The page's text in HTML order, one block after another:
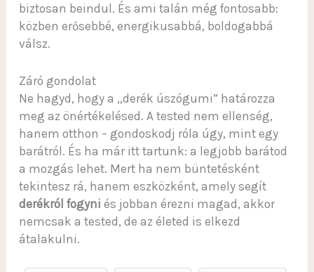
biztosan beindul. És ami talán még fontosabb:
közben erősebbé, energikusabbá, boldogabbá
válsz.
Záró gondolat
Ne hagyd, hogy a „derék úszógumi” határozza
meg az önértékelésed. A tested nem ellenség,
hanem otthon – gondoskodj róla úgy, mint egy
barátról. És ha már itt tartunk: a legjobb barátod
a mozgás lehet. Mert ha nem büntetésként
tekintesz rá, hanem eszközként, amely segít
derékról fogyni és jobban érezni magad, akkor
nemcsak a tested, de az életed is elkezd
átalakulni.